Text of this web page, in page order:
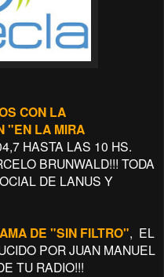
CON LA
"EN LA MIRA
HASTA LAS 10 HS.
BRUNWALD!!! TODA
DE LANUS Y
DE "SIN FILTRO", EL
POR JUAN MANUEL
TU RADIO!!!